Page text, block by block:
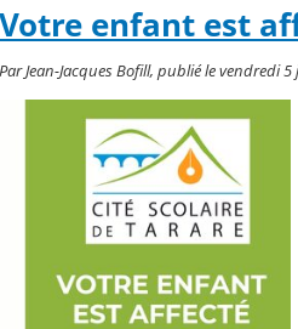
Votre enfant est
Par Jean-Jacques Bofill, publié le vendredi